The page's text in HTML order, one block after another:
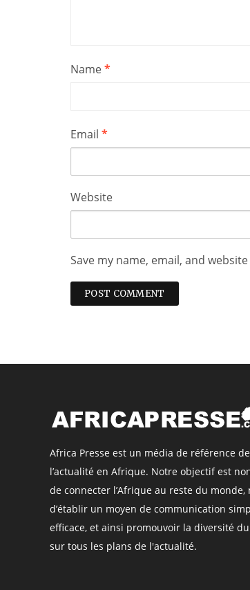
Name*
Email *
Website
Save my name, email, and
Africa Presse est un média de référence
l’actualité en Afrique. Notre objectif est
de connecter l’Afrique au reste du monde,
d’établir un moyen de communication
efficace, et ainsi promouvoir la diversité
sur tous les plans de l'actualité.